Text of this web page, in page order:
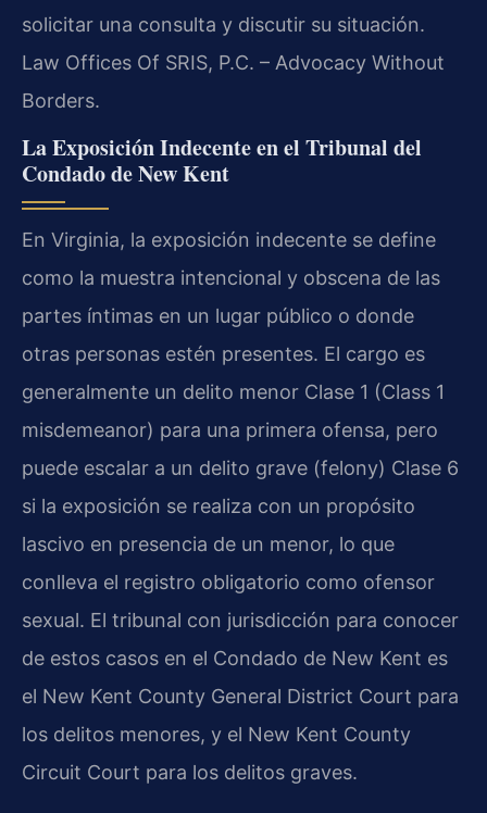
solicitar una consulta y discutir su situación.
Law Offices Of SRIS, P.C. – Advocacy Without
Borders.
La Exposición Indecente en el Tribunal del
Condado de New Kent
En Virginia, la exposición indecente se define
como la muestra intencional y obscena de las
partes íntimas en un lugar público o donde
otras personas estén presentes. El cargo es
generalmente un delito menor Clase 1 (Class 1
misdemeanor) para una primera ofensa, pero
puede escalar a un delito grave (felony) Clase 6
si la exposición se realiza con un propósito
lascivo en presencia de un menor, lo que
conlleva el registro obligatorio como ofensor
sexual. El tribunal con jurisdicción para conocer
de estos casos en el Condado de New Kent es
el New Kent County General District Court para
los delitos menores, y el New Kent County
Circuit Court para los delitos graves.